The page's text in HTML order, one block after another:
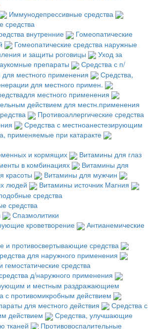
Иммунодепрессивные средства
внутренние
Гомеопатические
Гомеопатические средства наружные
и защиты роговицы
Уход за
препараты
Средства с п/
местного применения
Средства,
для местного примен.
местного применения
действием для местн.применения
Противоаллергические средства
Средства с местноанестезирующим
применяемые при катаракте
и кормящих
Витамины для глаз
в комбинациях
Витамины для
красоты
Витамины для мужчин
людей
Витамины источник Магния
средства
средства
Спазмолитики
кроветворение
Антианемические
и противосвертывающие средства
для наружного применения
гемостатические средства
д/наружного применения
и местным раздражающием
с противомикробным действием
для местного действия
Средства с
действием
Средства, улучшающие
тканей
Противовоспалительные